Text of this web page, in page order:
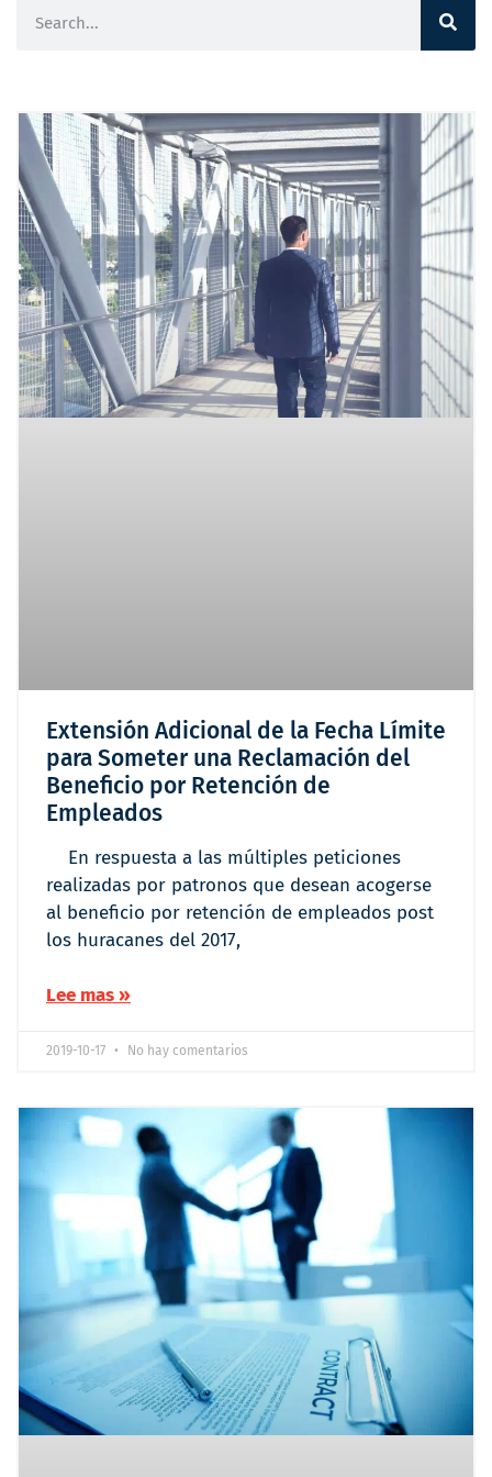
Extensión Adicional de la Fecha Límite
para Someter una Reclamación del
Beneficio por Retención de
Empleados
En respuesta a las múltiples peticiones
realizadas por patronos que desean acogerse
al beneficio por retención de empleados post
los huracanes del 2017,
Lee mas »
2019-10-17 No hay comentarios